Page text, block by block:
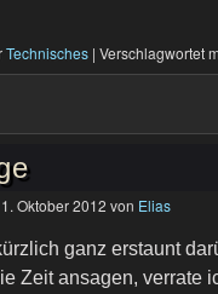
Technisches | Verschlagwortet
Oktober 2012 von Elias
ganz erstaunt
Zeit ansagen, verrate